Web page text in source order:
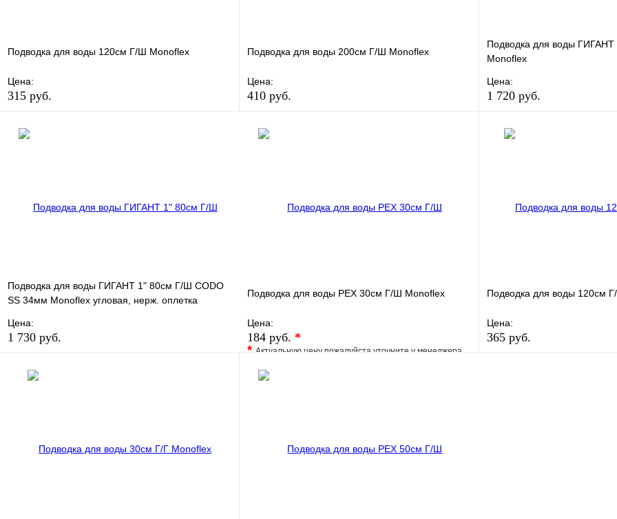
Подводка для воды 120см Г/Ш Monoflex
Цена:
315 руб.
Купить в 1 клик
Подводка для воды 200см Г/Ш Monoflex
Цена:
410 руб.
Купить в 1 клик
Подводка для воды ГИГАНТ
Monoflex
Цена:
1 720 руб.
Купить в 1 клик
Подводка для воды ГИГАНТ 1" 80см Г/Ш CODO
SS 34мм Monoflex угловая, нерж. оплетка
Цена:
1 730 руб.
Купить в 1 клик
Подводка для воды РЕХ 30см Г/Ш Monoflex
Цена:
184 руб. *
*Актуальную цену пожалуйста уточните у менеджера
В избранное
Подводка для воды 120см
Цена:
365 руб.